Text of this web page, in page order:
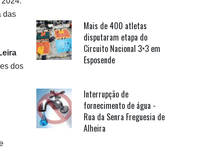
das
dos
Mais de 400 atletas
disputaram etapa do
Circuito Nacional 3×3 em
Esposende
Interrupção de
fornecimento de água -
Rua da Senra Freguesia de
Alheira